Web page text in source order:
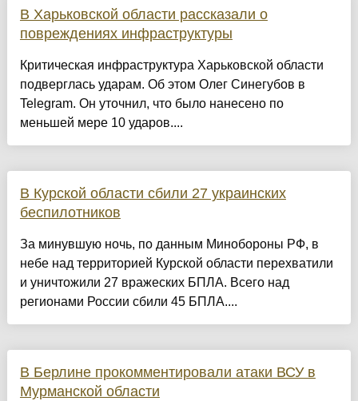
В Харьковской области рассказали о
повреждениях инфраструктуры
Критическая инфраструктура Харьковской области
подверглась ударам. Об этом Олег Синегубов в
Telegram. Он уточнил, что было нанесено по
меньшей мере 10 ударов....
В Курской области сбили 27 украинских
беспилотников
За минувшую ночь, по данным Минобороны РФ, в
небе над территорией Курской области перехватили
и уничтожили 27 вражеских БПЛА. Всего над
регионами России сбили 45 БПЛА....
В Берлине прокомментировали атаки ВСУ в
Мурманской области